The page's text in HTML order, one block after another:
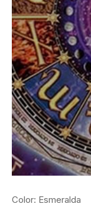
Color: Esmeralda